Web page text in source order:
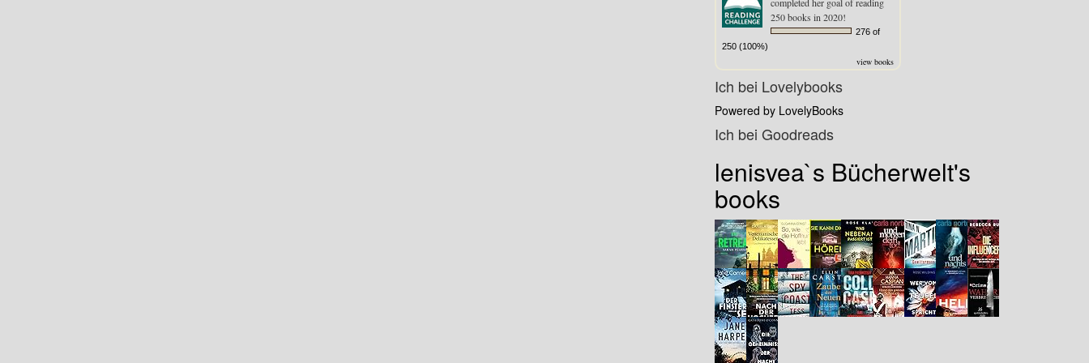
250 books in 2020!
276 of
250 (100%)
view books
Ich bei Lovelybooks
Powered by LovelyBooks
Ich bei Goodreads
lenisvea`s Bücherwelt's
books